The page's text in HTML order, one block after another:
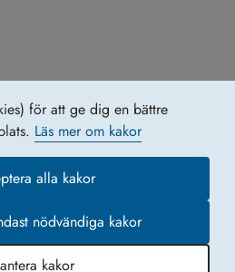
för att ge dig en bättre
Läs mer om kakor
alla kakor
nödvändiga kakor
kakor